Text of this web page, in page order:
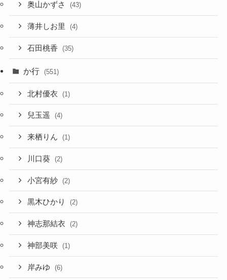
奥山かずさ (43)
薄井しお里 (4)
石田桃香 (35)
か行 (551)
北村優衣 (1)
兒玉遥 (4)
来栖りん (1)
川口葵 (2)
小宮有紗 (2)
黒木ひかり (2)
神志那結衣 (2)
神部美咲 (1)
岸みゆ (6)